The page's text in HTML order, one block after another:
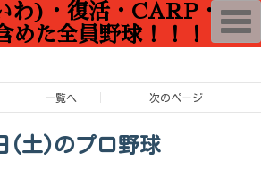
わ)・復活・CARP・
た全員野球！！！
一覧へ 次のページ
(土)のプロ野球
T
o
g
e
a